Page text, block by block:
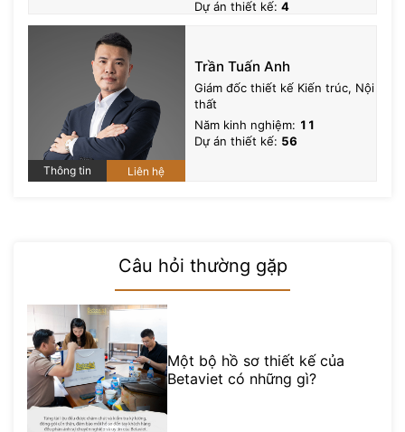
Dự án thiết kế: 4
Thông tin Liên hệ
Trần Tuấn Anh
Giám đốc thiết kế Kiến trúc, Nội
thất
Năm kinh nghiệm: 11
Dự án thiết kế: 56
Câu hỏi thường gặp
Một bộ hồ sơ thiết kế của
Betaviet có những gì?